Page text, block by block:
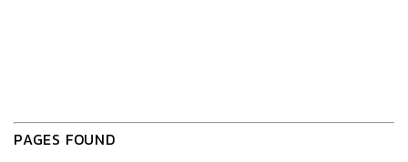
PAGES FOUND